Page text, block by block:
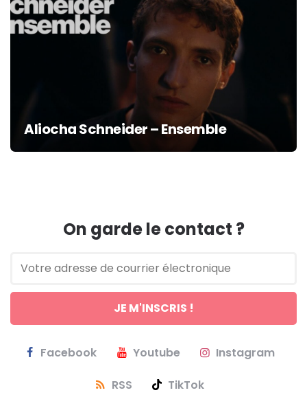
Aliocha Schneider – Ensemble
On garde le contact ?
Facebook Youtube Instagram
RSS TikTok